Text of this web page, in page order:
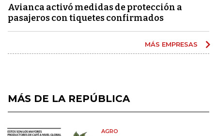
Avianca activó medidas de protección a
pasajeros con tiquetes confirmados
MÁS EMPRESAS
MÁS DE LA REPÚBLICA
AGRO